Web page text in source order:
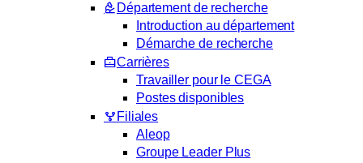
Département de recherche
Introduction au département
Démarche de recherche
Carrières
Travailler pour le CEGA
Postes disponibles
Filiales
Aleop
Groupe Leader Plus